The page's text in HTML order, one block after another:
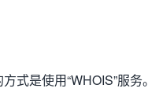
式是使用“WHOIS”服